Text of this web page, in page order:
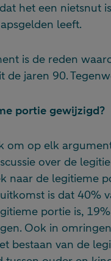
het een nietsnut
leeft.
is de reden
de jaren 90.
portie gewijzigd?
om op elk
over de
naar de legitieme
is dat 40%
portie is,
Ook in
bestaan van de